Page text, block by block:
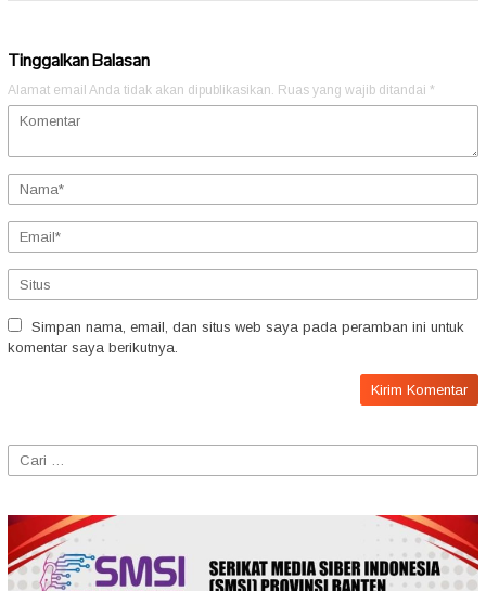
Tinggalkan Balasan
Alamat email Anda tidak akan dipublikasikan. Ruas yang wajib ditandai *
Simpan nama, email, dan situs web saya pada peramban ini untuk
komentar saya berikutnya.
Cari
untuk: